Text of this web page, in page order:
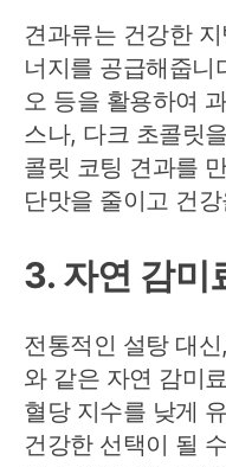
견과류는 건강한
너지를 공급해줍니
오 등을 활용하여
스나, 다크 초콜릿
콜릿 코팅 견과를
단맛을 줄이고 건
3. 자연 감미
전통적인 설탕 대
와 같은 자연 감미
혈당 지수를 낮게
건강한 선택이 될